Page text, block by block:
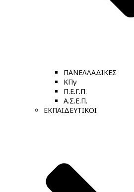
ΠΑΝΕΛΛΑΔΙΚΕΣ
ΚΠγ
Π.Ε.Γ.Π.
Α.Σ.Ε.Π.
ΕΚΠΑΙΔΕΥΤΙΚΟΙ